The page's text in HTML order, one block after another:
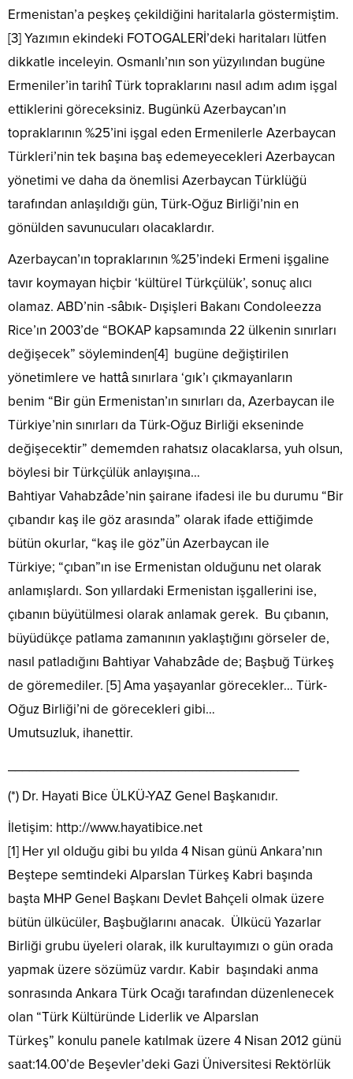
Ermenistan’a peşkeş çekildiğini haritalarla göstermiştim.
[3] Yazımın ekindeki FOTOGALERİ’deki haritaları lütfen
dikkatle inceleyin. Osmanlı’nın son yüzyılından bugüne
Ermeniler’in tarihî Türk topraklarını nasıl adım adım işgal
ettiklerini göreceksiniz. Bugünkü Azerbaycan’ın
topraklarının %25’ini işgal eden Ermenilerle Azerbaycan
Türkleri’nin tek başına baş edemeyecekleri Azerbaycan
yönetimi ve daha da önemlisi Azerbaycan Türklüğü
tarafından anlaşıldığı gün, Türk-Oğuz Birliği’nin en
gönülden savunucuları olacaklardır.
Azerbaycan’ın topraklarının %25’indeki Ermeni işgaline
tavır koymayan hiçbir ‘kültürel Türkçülük’, sonuç alıcı
olamaz. ABD’nin -sâbık- Dışişleri Bakanı Condoleezza
Rice’ın 2003’de “BOKAP kapsamında 22 ülkenin sınırları
değişecek” söyleminden[4] bugüne değiştirilen
yönetimlere ve hattâ sınırlara ‘gık’ı çıkmayanların
benim “Bir gün Ermenistan’ın sınırları da, Azerbaycan ile
Türkiye’nin sınırları da Türk-Oğuz Birliği ekseninde
değişecektir” dememden rahatsız olacaklarsa, yuh olsun,
böylesi bir Türkçülük anlayışına…
Bahtiyar Vahabzâde’nin şairane ifadesi ile bu durumu “Bir
çıbandır kaş ile göz arasında” olarak ifade ettiğimde
bütün okurlar, “kaş ile göz”ün Azerbaycan ile
Türkiye; “çıban”ın ise Ermenistan olduğunu net olarak
anlamışlardı. Son yıllardaki Ermenistan işgallerini ise,
çıbanın büyütülmesi olarak anlamak gerek. Bu çıbanın,
büyüdükçe patlama zamanının yaklaştığını görseler de,
nasıl patladığını Bahtiyar Vahabzâde de; Başbuğ Türkeş
de göremediler. [5] Ama yaşayanlar görecekler… Türk-
Oğuz Birliği’ni de görecekleri gibi…
Umutsuzluk, ihanettir.
(*) Dr. Hayati Bice ÜLKÜ-YAZ Genel Başkanıdır.
İletişim: http://www.hayatibice.net
[1] Her yıl olduğu gibi bu yılda 4 Nisan günü Ankara’nın
Beştepe semtindeki Alparslan Türkeş Kabri başında
başta MHP Genel Başkanı Devlet Bahçeli olmak üzere
bütün ülkücüler, Başbuğlarını anacak. Ülkücü Yazarlar
Birliği grubu üyeleri olarak, ilk kurultayımızı o gün orada
yapmak üzere sözümüz vardır. Kabir başındaki anma
sonrasında Ankara Türk Ocağı tarafından düzenlenecek
olan “Türk Kültüründe Liderlik ve Alparslan
Türkeş” konulu panele katılmak üzere 4 Nisan 2012 günü
saat:14.00’de Beşevler’deki Gazi Üniversitesi Rektörlük